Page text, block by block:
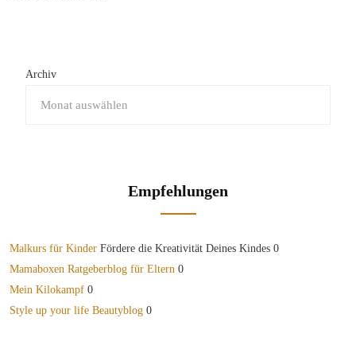
Archiv
Empfehlungen
Malkurs für Kinder Fördere die Kreativität Deines Kindes 0
Mamaboxen Ratgeberblog für Eltern 0
Mein Kilokampf 0
Style up your life Beautyblog 0